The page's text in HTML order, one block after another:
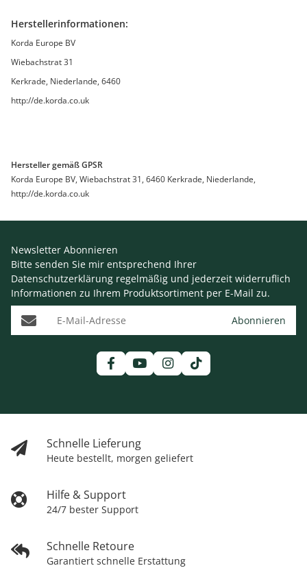
Herstellerinformationen:
Korda Europe BV
Wiebachstrat 31
Kerkrade, Niederlande, 6460
http://de.korda.co.uk
Hersteller gemäß GPSR
Korda Europe BV, Wiebachstrat 31, 6460 Kerkrade, Niederlande,
http://de.korda.co.uk
Schnelle Lieferung
Heute bestellt, morgen geliefert
Hilfe & Support
24/7 bester Support
Schnelle Retoure
Garantiert schnelle Erstattung
Newsletter Abonnieren
Bitte senden Sie mir entsprechend Ihrer
Datenschutzerklärung regelmäßig und jederzeit widerruflich
Informationen zu Ihrem Produktsortiment per E-Mail zu.
E-Mail-Adresse Abonnieren